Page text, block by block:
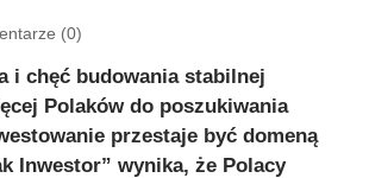
(0)
i chęć budowania stabilnej
Polaków do poszukiwania
przestaje być domeną
Inwestor” wynika, że Polacy